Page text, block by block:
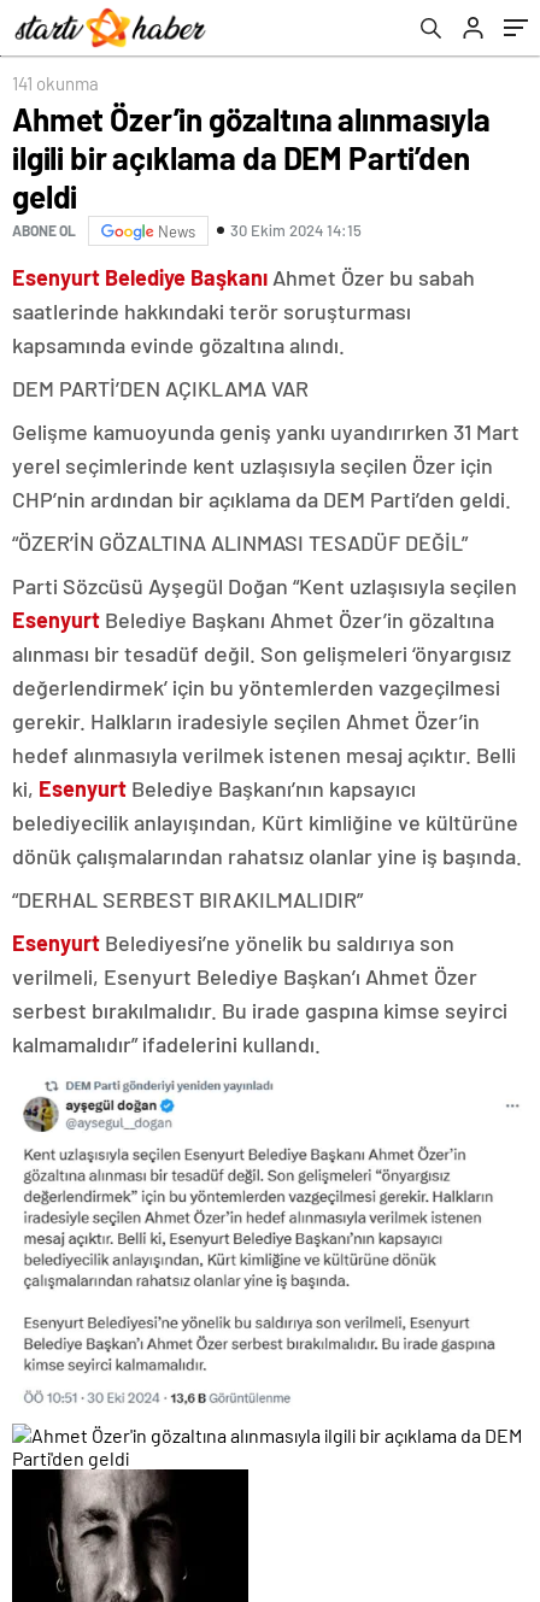
141 okunma
Ahmet Özer’in gözaltına alınmasıyla
ilgili bir açıklama da DEM Parti’den
geldi
ABONE OL News 30 Ekim 2024 14:15
Esenyurt Belediye Başkanı Ahmet Özer bu sabah
saatlerinde hakkındaki terör soruşturması
kapsamında evinde gözaltına alındı.
DEM PARTİ’DEN AÇIKLAMA VAR
Gelişme kamuoyunda geniş yankı uyandırırken 31 Mart
yerel seçimlerinde kent uzlaşısıyla seçilen Özer için
CHP’nin ardından bir açıklama da DEM Parti’den geldi.
“ÖZER’İN GÖZALTINA ALINMASI TESADÜF DEĞİL”
Parti Sözcüsü Ayşegül Doğan “Kent uzlaşısıyla seçilen
Esenyurt Belediye Başkanı Ahmet Özer’in gözaltına
alınması bir tesadüf değil. Son gelişmeleri ‘önyargısız
değerlendirmek’ için bu yöntemlerden vazgeçilmesi
gerekir. Halkların iradesiyle seçilen Ahmet Özer’in
hedef alınmasıyla verilmek istenen mesaj açıktır. Belli
ki, Esenyurt Belediye Başkanı’nın kapsayıcı
belediyecilik anlayışından, Kürt kimliğine ve kültürüne
dönük çalışmalarından rahatsız olanlar yine iş başında.
“DERHAL SERBEST BIRAKILMALIDIR”
Esenyurt Belediyesi’ne yönelik bu saldırıya son
verilmeli, Esenyurt Belediye Başkan’ı Ahmet Özer
serbest bırakılmalıdır. Bu irade gaspına kimse seyirci
kalmamalıdır” ifadelerini kullandı.